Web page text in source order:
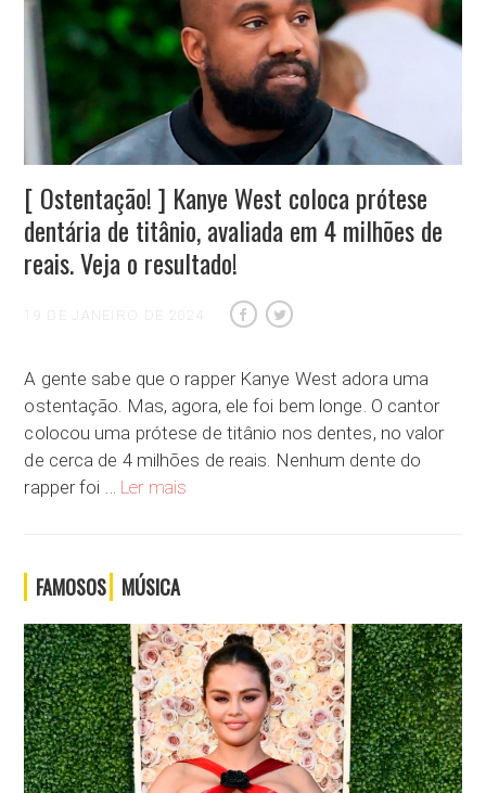
[ Ostentação! ] Kanye West coloca prótese
dentária de titânio, avaliada em 4 milhões de
reais. Veja o resultado!
19 DE JANEIRO DE 2024
A gente sabe que o rapper Kanye West adora uma
ostentação. Mas, agora, ele foi bem longe. O cantor
colocou uma prótese de titânio nos dentes, no valor
de cerca de 4 milhões de reais. Nenhum dente do
rapper foi … Ler mais
FAMOSOS MÚSICA